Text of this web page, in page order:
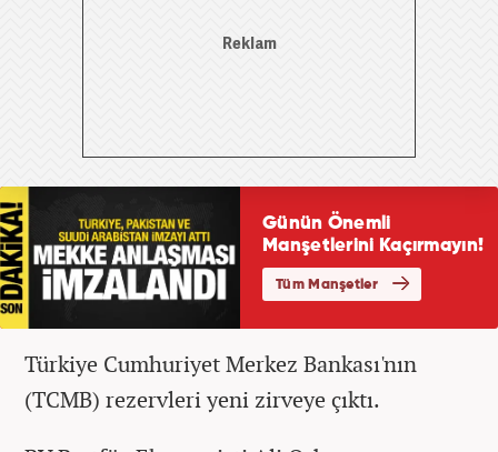
Türkiye Cumhuriyet Merkez Bankası'nın
(TCMB) rezervleri yeni zirveye çıktı.